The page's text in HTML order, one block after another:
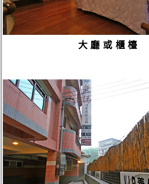
大廳或櫃檯